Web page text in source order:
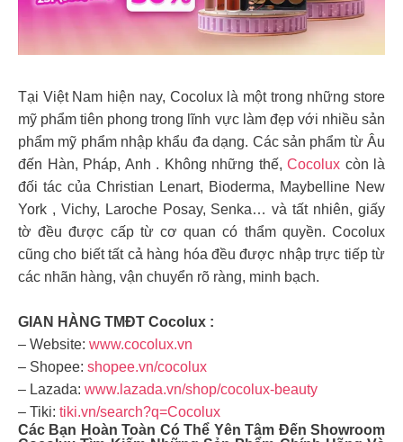
Tại Việt Nam hiện nay, Cocolux là một trong những store
mỹ phẩm tiên phong trong lĩnh vực làm đẹp với nhiều sản
phẩm mỹ phẩm nhập khẩu đa dạng. Các sản phẩm từ Âu
đến Hàn, Pháp, Anh . Không những thế, Cocolux còn là
đối tác của Christian Lenart, Bioderma, Maybelline New
York , Vichy, Laroche Posay, Senka… và tất nhiên, giấy
tờ đều được cấp từ cơ quan có thẩm quyền. Cocolux
cũng cho biết tất cả hàng hóa đều được nhập trực tiếp từ
các nhãn hàng, vận chuyển rõ ràng, minh bạch.
GIAN HÀNG TMĐT Cocolux :
– Website: www.cocolux.vn
– Shopee: shopee.vn/cocolux
– Lazada: www.lazada.vn/shop/cocolux-beauty
– Tiki: tiki.vn/search?q=Cocolux
Các Bạn Hoàn Toàn Có Thể Yên Tâm Đến Showroom